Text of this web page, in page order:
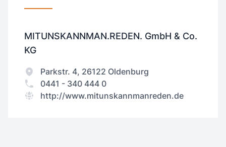
MITUNSKANNMAN.REDEN. GmbH & Co.
KG
Parkstr. 4, 26122 Oldenburg
0441 - 340 444 0
http://www.mitunskannmanreden.de